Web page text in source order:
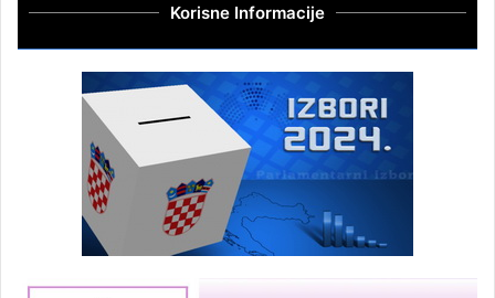
Korisne Informacije